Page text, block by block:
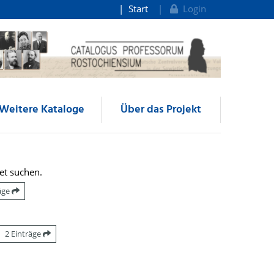
Start Login
Kataloge Über das Projekt
suchen.
2 Einträge